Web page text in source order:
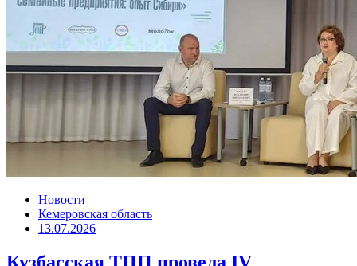
Новости
Кемеровская область
13.07.2026
Кузбасская ТПП провела IV